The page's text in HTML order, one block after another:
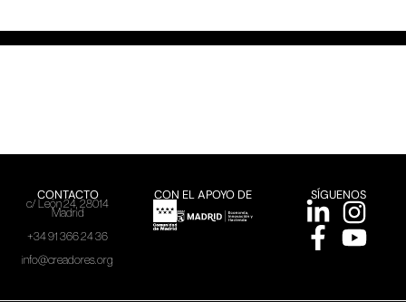
CONTACTO
c/ León 24, 28014
Madrid
+34 91 366 24 36
info@creadores.org
CON EL APOYO DE SÍGUENOS